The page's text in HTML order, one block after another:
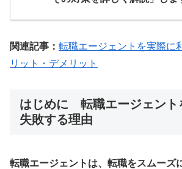
関連記事： 転職エージェントを実際に
リット・デメリット
はじめに 転職エージェント
失敗する理由
転職エージェントは、転職をスムーズ